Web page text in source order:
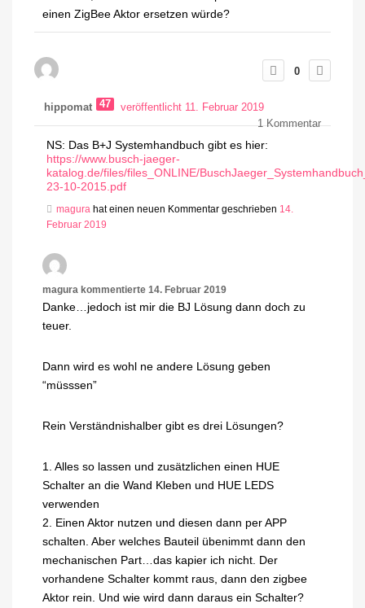
einen ZigBee Aktor ersetzen würde?
0
hippomat 47
veröffentlicht 11. Februar 2019
1Kommentar
NS: Das B+J Systemhandbuch gibt es hier:
https://www.busch-jaeger-
katalog.de/files/files_ONLINE/
23-10-2015.pdf
magura hat einen neuen Kommentar geschrieben 14.
Februar 2019
magura kommentierte 14. Februar 2019
Danke…jedoch ist mir die BJ Lösung dann doch zu
teuer.
Dann wird es wohl ne andere Lösung geben
“müsssen”
Rein Verständnishalber gibt es drei Lösungen?
1. Alles so lassen und zusätzlichen einen HUE
Schalter an die Wand Kleben und HUE LEDS
verwenden
2. Einen Aktor nutzen und diesen dann per APP
schalten. Aber welches Bauteil übenimmt dann den
mechanischen Part…das kapier ich nicht. Der
vorhandene Schalter kommt raus, dann den zigbee
Aktor rein. Und wie wird dann daraus ein Schalter?